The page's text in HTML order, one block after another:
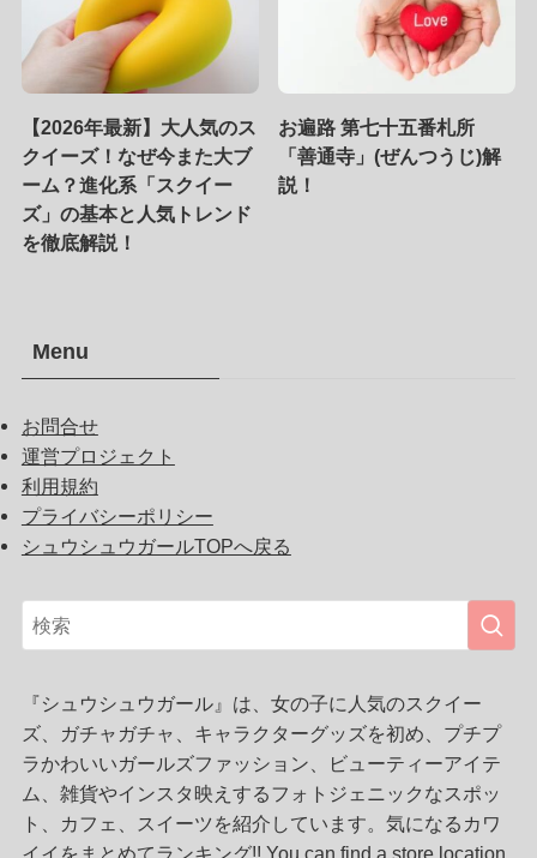
【2026年最新】大人気のス
クイーズ！なぜ今また大ブ
ーム？進化系「スクイー
ズ」の基本と人気トレンド
を徹底解説！
お遍路 第七十五番札所
「善通寺」(ぜんつうじ)解
説！
Menu
お問合せ
運営プロジェクト
利用規約
プライバシーポリシー
シュウシュウガールTOPへ戻る
『シュウシュウガール』は、女の子に人気のスクイー
ズ、ガチャガチャ、キャラクターグッズを初め、プチプ
ラかわいいガールズファッション、ビューティーアイテ
ム、雑貨やインスタ映えするフォトジェニックなスポッ
ト、カフェ、スイーツを紹介しています。気になるカワ
イイをまとめてランキング!! You can find a store location